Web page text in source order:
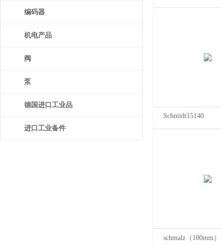
编码器
机电产品
阀
泵
德国进口工业品
进口工业备件
Schmidt15140
schmalz（100mm